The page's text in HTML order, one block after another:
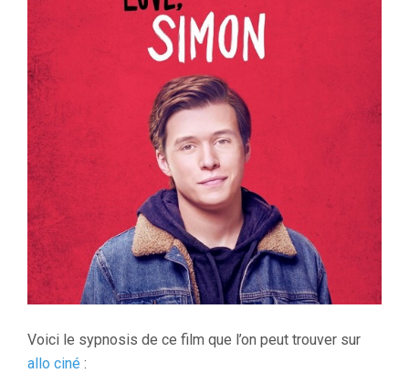
Voici le sypnosis de ce film que l’on peut trouver sur
allo ciné :